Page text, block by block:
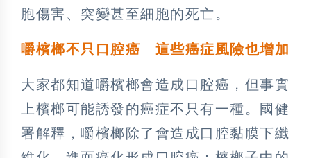
胞傷害、突變甚至細胞的死亡。
嚼檳榔不只口腔癌 這些癌症風險也增加
大家都知道嚼檳榔會造成口腔癌，但事實
上檳榔可能誘發的癌症不只有一種。國健
署解釋，嚼檳榔除了會造成口腔黏膜下纖